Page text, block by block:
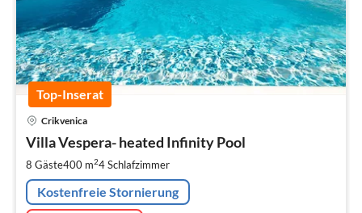
Top-Inserat
Crikvenica
Villa Vespera- heated Infinity Pool
8 Gäste400 m24Schlafzimmer
Kostenfreie Stornierung